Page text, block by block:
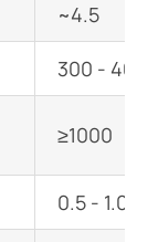
~4.5
300 - 400
≥1000
0.5 - 1.0